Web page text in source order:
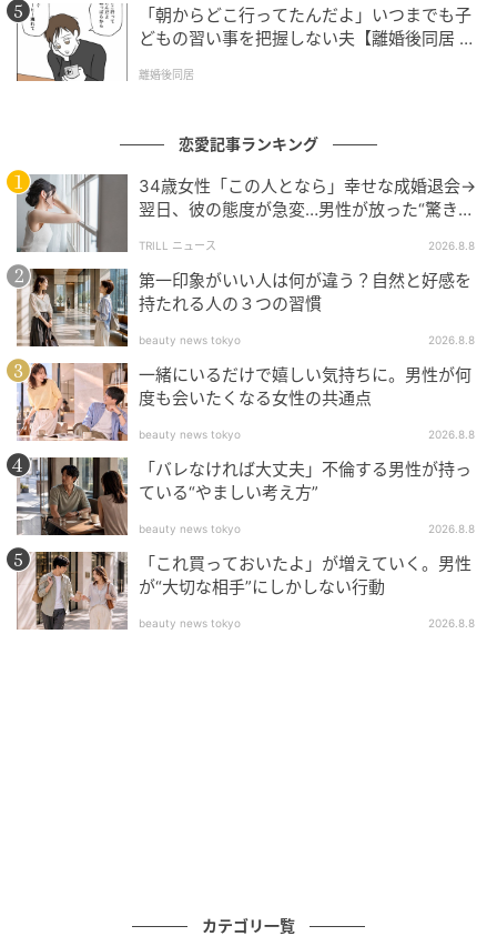
Jタウンネットでは読者の皆さんの「『ありがとう』と
伝えたいエピソード」「『ごめんなさい』を伝えたい
エピソード」「親切自慢エピソード」「親切目撃談」
読者投稿フォームもしくは公式X（＠jtown_net）のダ
イレクトメッセージ、メール（toko@j-town.net）か
ら、具体的な内容（どんな風に親切にしてもらったの
か、どんなことで助かったのか、どんなことをしてし
まい謝りたいのかなど、500文字程度～）、体験の時
期・場所、あなたの住んでいる都道府県、年齢（20
代、30代など大まかで結構です）、性別を明記してお
送りください。秘密は厳守いたします。
（※本コラムでは読者の皆さんに投稿していただいた
体験談を紹介しています。プライバシー配慮などのた
めに体験談中の場所や固有名詞等の情報を変更してい
る場合がありますので、あらかじめご了承ください）
元記事で読む
次の記事
「朝からどこ行ってたんだよ」いつまでも子
どもの習い事を把握しない夫【離婚後同居 Vo
離婚後同居
恋愛記事ランキング
34歳女性「この人となら」幸せな成婚退会→
翌日、彼の態度が急変…男性が放った“驚きの
TRILL ニュース 2026.8.8
第一印象がいい人は何が違う？自然と好感を
持たれる人の３つの習慣
beauty news tokyo 2026.8.8
一緒にいるだけで嬉しい気持ちに。男性が何
度も会いたくなる女性の共通点
beauty news tokyo 2026.8.8
「バレなければ大丈夫」不倫する男性が持っ
ている“やましい考え方”
beauty news tokyo 2026.8.8
「これ買っておいたよ」が増えていく。男性
が“大切な相手”にしかしない行動
beauty news tokyo 2026.8.8
カテゴリ一覧